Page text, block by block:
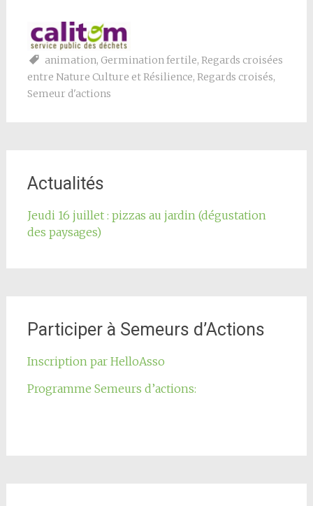
animation, Germination fertile, Regards croisées
entre Nature Culture et Résilience, Regards croisés,
Semeur d'actions
Actualités
Jeudi 16 juillet : pizzas au jardin (dégustation
des paysages)
Participer à Semeurs d’Actions
Inscription par HelloAsso
Programme Semeurs d’actions: